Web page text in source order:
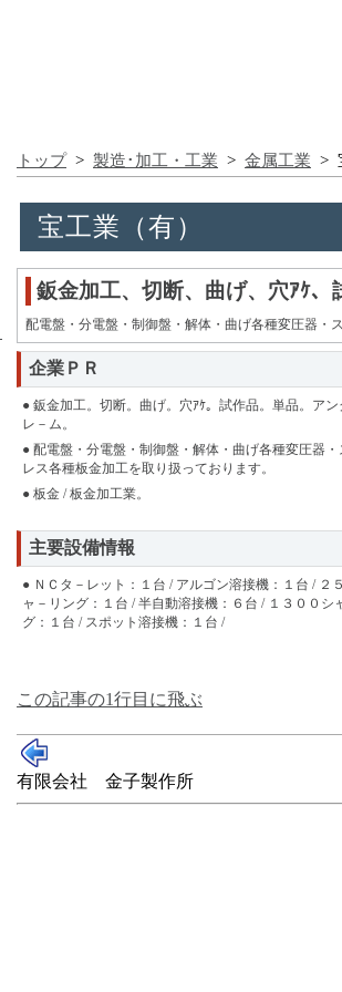
トップ> 製造･加工・工業 > 金属工業 >
宝工業（有）
鈑金加工、切断、曲げ、穴ｱｹ
配電盤・分電盤・制御盤・解体・曲げ各種変圧器・
企業ＰＲ
● 鈑金加工。切断。曲げ。穴ｱｹ。試作品。単品。アン
レ－ム。
● 配電盤・分電盤・制御盤・解体・曲げ各種変圧器・
レス各種板金加工を取り扱っております。
● 板金 / 板金加工業。
主要設備情報
● ＮＣタ－レット：１台 / アルゴン溶接機：１台 / ２
ャ－リング：１台 / 半自動溶接機：６台 / １３００シ
グ：１台 / スポット溶接機：１台 /
この記事の1行目に飛ぶ
有限会社 金子製作所